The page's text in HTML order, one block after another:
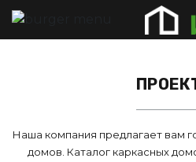
Наша компания предлагает вам
домов. Каталог каркасных